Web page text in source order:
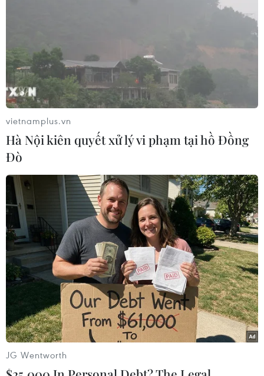
Bến thuyền chài ở làng Marken. (Ảnh: Hương Giang/TTXVN)
Làng Giethoorn, cách thủ đô Amsterdam khoảng 120km, được
ví là ngôi làng cổ tích, nơi người dân chỉ di chuyển bằng xe đạp
và thuyền. (Ảnh: Hương Giang/TTXVN)
(TTXVN/Vietnam+)
vietnamplus.vn
Hà Nội kiên quyết xử lý vi phạm tại hồ Đồng
Đò
JG Wentworth